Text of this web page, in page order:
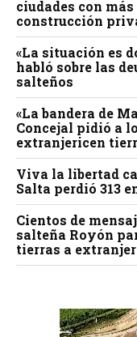
ciudades con
construcción
«La situación es
habló sobre las
salteños
«La bandera de
Concejal pidió a
extranjericen
Viva la libertad
Salta perdió 313
Cientos de
salteña Royón
tierras a